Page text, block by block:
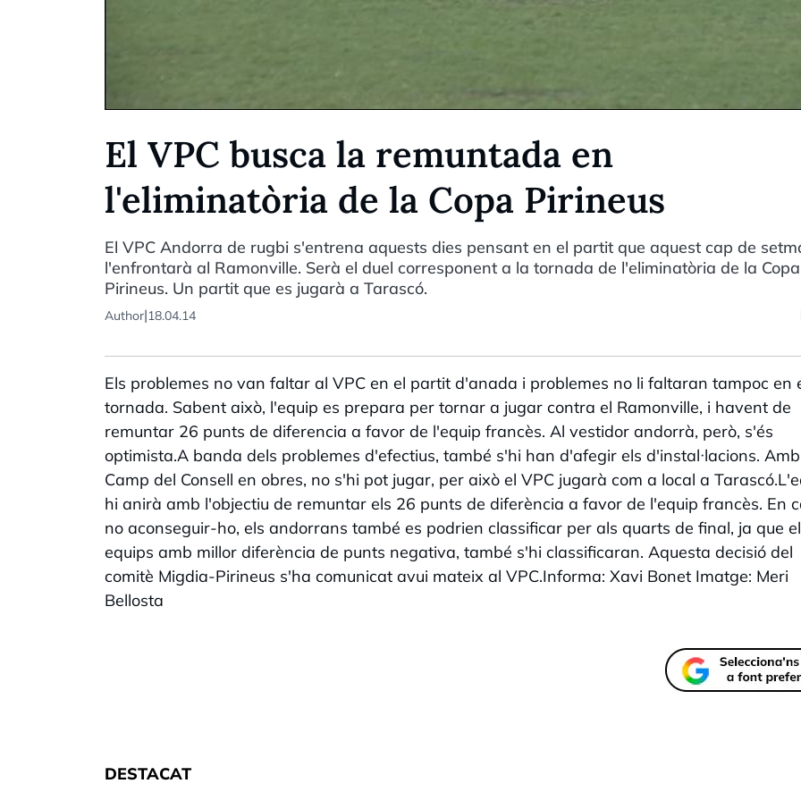
El VPC busca la remuntada en
l'eliminatòria de la Copa Pirineus
El VPC Andorra de rugbi s'entrena aquests dies pensant en el partit que aquest cap de
l'enfrontarà al Ramonville. Serà el duel corresponent a la tornada de l'eliminatòria de la Copa
Pirineus. Un partit que es jugarà a Tarascó.
Author|18.04.14
Els problemes no van faltar al VPC en el partit d'anada i problemes no li faltaran tampoc en
tornada. Sabent això, l'equip es prepara per tornar a jugar contra el Ramonville, i havent de
remuntar 26 punts de diferencia a favor de l'equip francès. Al vestidor andorrà, però, s'és
optimista.A banda dels problemes d'efectius, també s'hi han d'afegir els d'instal·lacions.
Camp del Consell en obres, no s'hi pot jugar, per això el VPC jugarà com a local a
hi anirà amb l'objectiu de remuntar els 26 punts de diferència a favor de l'equip francès. En
no aconseguir-ho, els andorrans també es podrien classificar per als quarts de final, ja que
equips amb millor diferència de punts negativa, també s'hi classificaran. Aquesta decisió del
comitè Migdia-Pirineus s'ha comunicat avui mateix al VPC.Informa: Xavi Bonet Imatge: Meri
Bellosta
DESTACAT